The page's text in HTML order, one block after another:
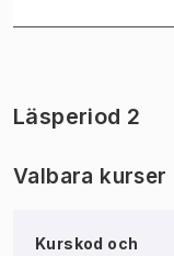
Läsperiod 2
Valbara kurser
Kurskod och